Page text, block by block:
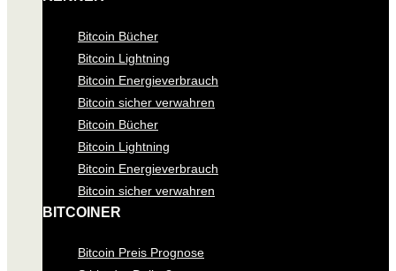
Bitcoin Bücher
Bitcoin Lightning
Bitcoin Energieverbrauch
Bitcoin sicher verwahren
Bitcoin Bücher
Bitcoin Lightning
Bitcoin Energieverbrauch
Bitcoin sicher verwahren
BITCOINER
Bitcoin Preis Prognose